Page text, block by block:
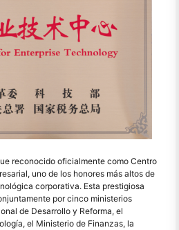
reconocido oficialmente como Centro
uno de los honores más altos de
corporativa. Esta prestigiosa
por cinco ministerios
de Desarrollo y Reforma, el
el Ministerio de Finanzas, la